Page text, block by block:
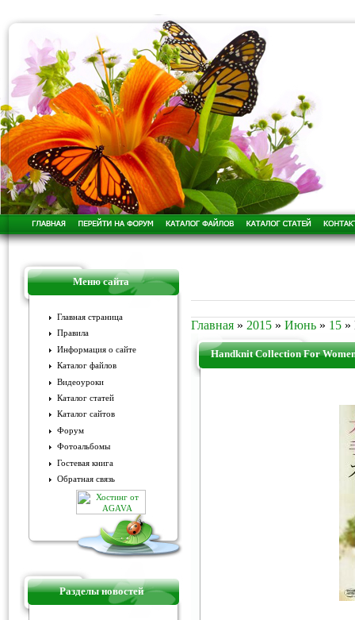
Меню сайта
Главная страница
Правила
Информация о сайте
Каталог файлов
Видеоуроки
Каталог статей
Каталог сайтов
Форум
Фотоальбомы
Гостевая книга
Обратная связь
Разделы новостей
Главная » 2015 » Июнь » 15 »
Handknit Collection For